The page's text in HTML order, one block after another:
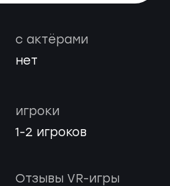
с актёрами
нет
игроки
1-2 игроков
Отзывы VR-игры